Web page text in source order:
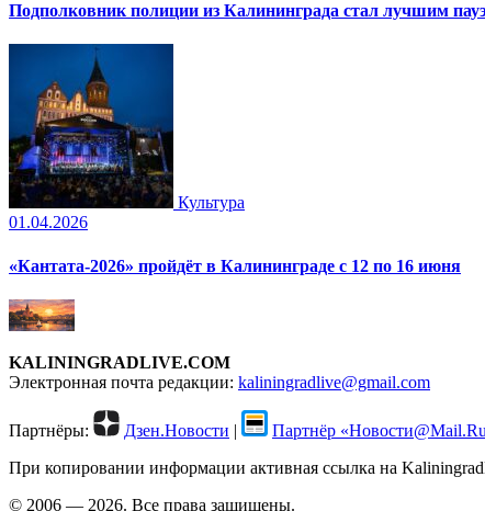
Подполковник полиции из Калининграда стал лучшим
Культура
01.04.2026
«Кантата-2026» пройдёт в Калининграде с 12 по 16 июня
KALININGRADLIVE.COM
Электронная почта редакции: kaliningradlive@gmail.com
Партнёры: Дзен.Новости |
Партнёр
При копировании информации активная ссылка на
© 2006 — 2026. Все права защищены.